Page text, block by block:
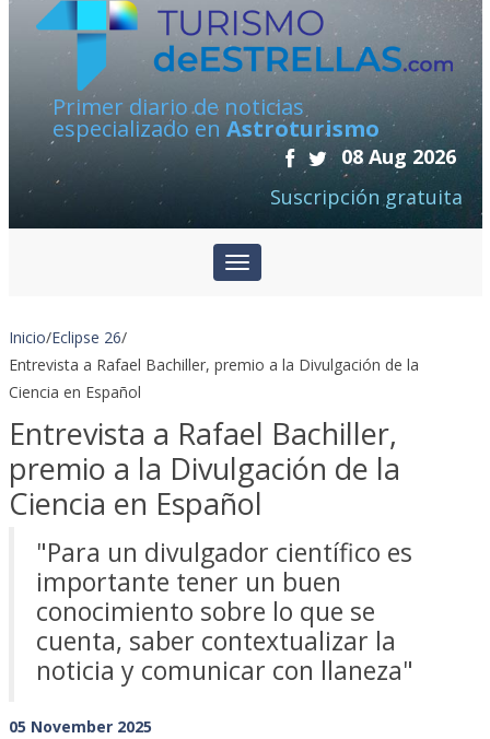
Primer diario de noticias
especializado en Astroturismo
08 Aug 2026
Suscripción gratuita
Inicio/Eclipse 26/
Entrevista a Rafael Bachiller, premio a la Divulgación de la
Ciencia en Español
Entrevista a Rafael Bachiller,
premio a la Divulgación de la
Ciencia en Español
"Para un divulgador científico es
importante tener un buen
conocimiento sobre lo que se
cuenta, saber contextualizar la
noticia y comunicar con llaneza"
05 November 2025